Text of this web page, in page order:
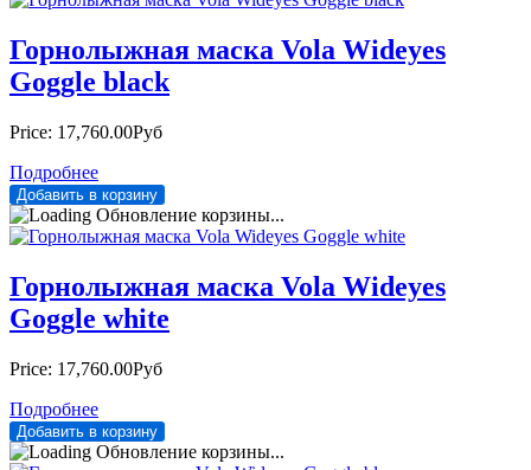
Горнолыжная маска Vola Wideyes
Goggle black
Price: 17,760.00Руб
Подробнее
Обновление корзины...
Горнолыжная маска Vola Wideyes
Goggle white
Price: 17,760.00Руб
Подробнее
Обновление корзины...